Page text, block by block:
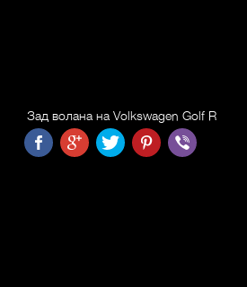
Зад волана на Volkswagen Golf R